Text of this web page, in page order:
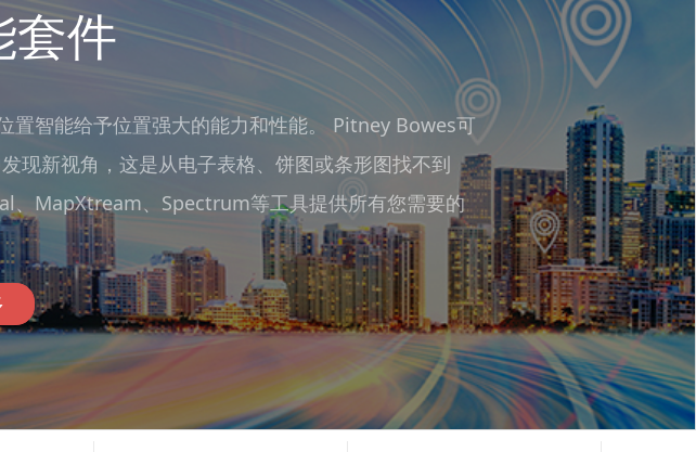
套件
置智能给予位置强大的能力和性能。 Pitney Bowes可
现新视角，这是从电子表格、饼图或条形图找不到
MapXtream、Spectrum等工具提供所有您需要的